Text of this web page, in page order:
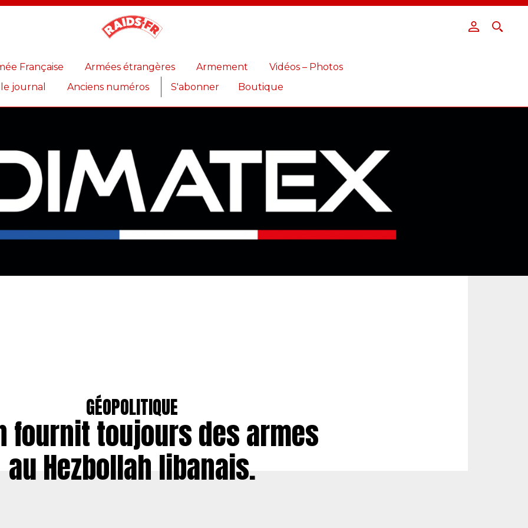
Française Armées étrangères Armement
Vidéos – Photos
journal
Anciens numéros S'abonner Boutique
GÉOPOLITIQUE
fournit toujours des armes
au Hezbollah libanais.